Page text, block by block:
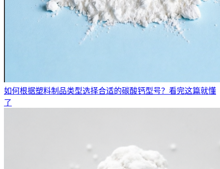
如何根据塑料制品类型选择合适的碳酸钙型号？看完这篇就懂
了